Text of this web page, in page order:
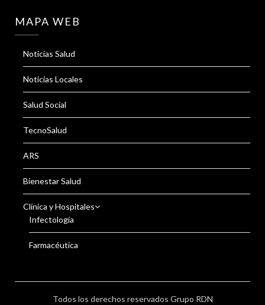
MAPA WEB
Noticias Salud
Noticias Locales
Salud Social
TecnoSalud
ARS
Bienestar Salud
Clínica y Hospitales
Infectología
Farmacéutica
Todos los derechos reservados Grupo RDN